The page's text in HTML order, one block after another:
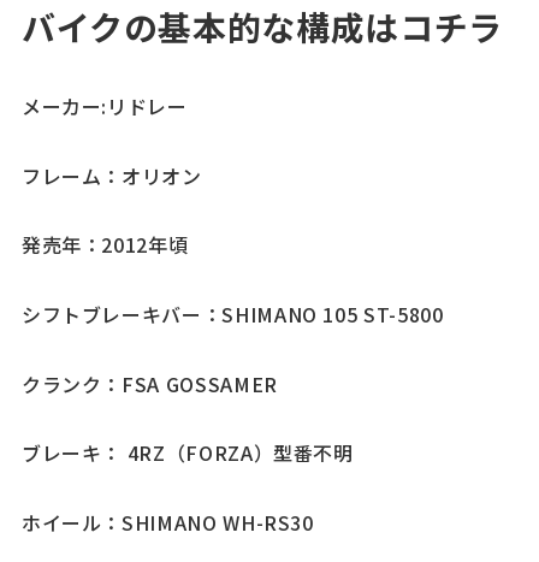
バイクの基本的な構成はコチラ
メーカー:リドレー
フレーム：オリオン
発売年：2012年頃
シフトブレーキバー：SHIMANO 105 ST-5800
クランク：FSA GOSSAMER
ブレーキ： 4RZ（FORZA）型番不明
ホイール：SHIMANO WH-RS30